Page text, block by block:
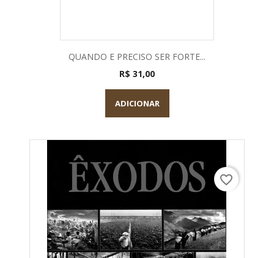
QUANDO E PRECISO SER FORTE...
R$ 31,00
ADICIONAR
favorite_border